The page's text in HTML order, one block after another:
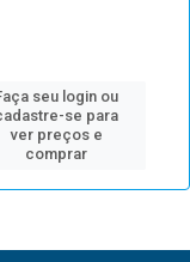
seu login ou
se para
ver preços e
comprar